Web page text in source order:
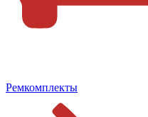
Ремкомплекты